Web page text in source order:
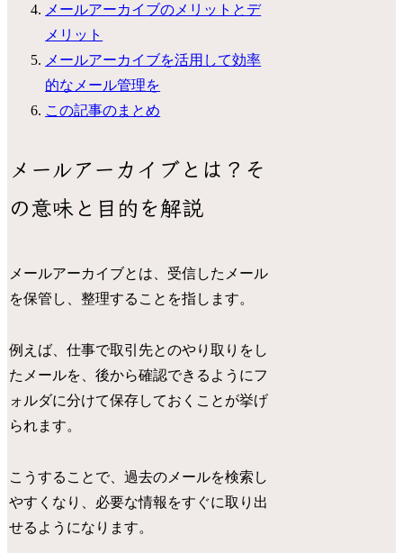
メールアーカイブのメリットとデ
メリット
メールアーカイブを活用して効率
的なメール管理を
この記事のまとめ
メールアーカイブとは？そ
の意味と目的を解説
メールアーカイブとは、受信したメール
を保管し、整理することを指します。
例えば、仕事で取引先とのやり取りをし
たメールを、後から確認できるようにフ
ォルダに分けて保存しておくことが挙げ
られます。
こうすることで、過去のメールを検索し
やすくなり、必要な情報をすぐに取り出
せるようになります。